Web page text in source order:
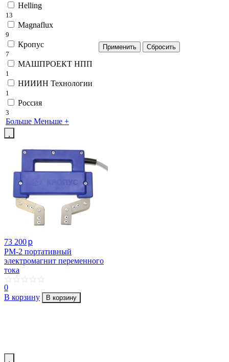
Helling
13
Magnaflux
9
Кропус
7
МАШПРОЕКТ НПП
1
НИИИН Технологии
1
Россия
3
Больше Меньше +
73 200p
PM-2 портативный
электромагнит переменного
тока
0
В корзину
В корзину